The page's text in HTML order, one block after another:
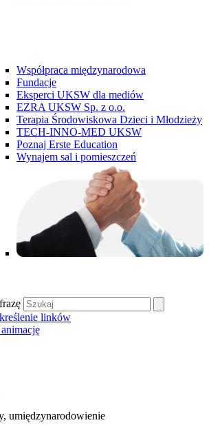
Współpraca międzynarodowa
Fundacje
Eksperci UKSW dla mediów
EZRA UKSW Sp. z o.o.
Terapia Środowiskowa Dzieci i Młodzieży
TECH-INNO-MED UKSW
Poznaj Erste Education
Wynajem sal i pomieszczeń
umiędzynarodowienie